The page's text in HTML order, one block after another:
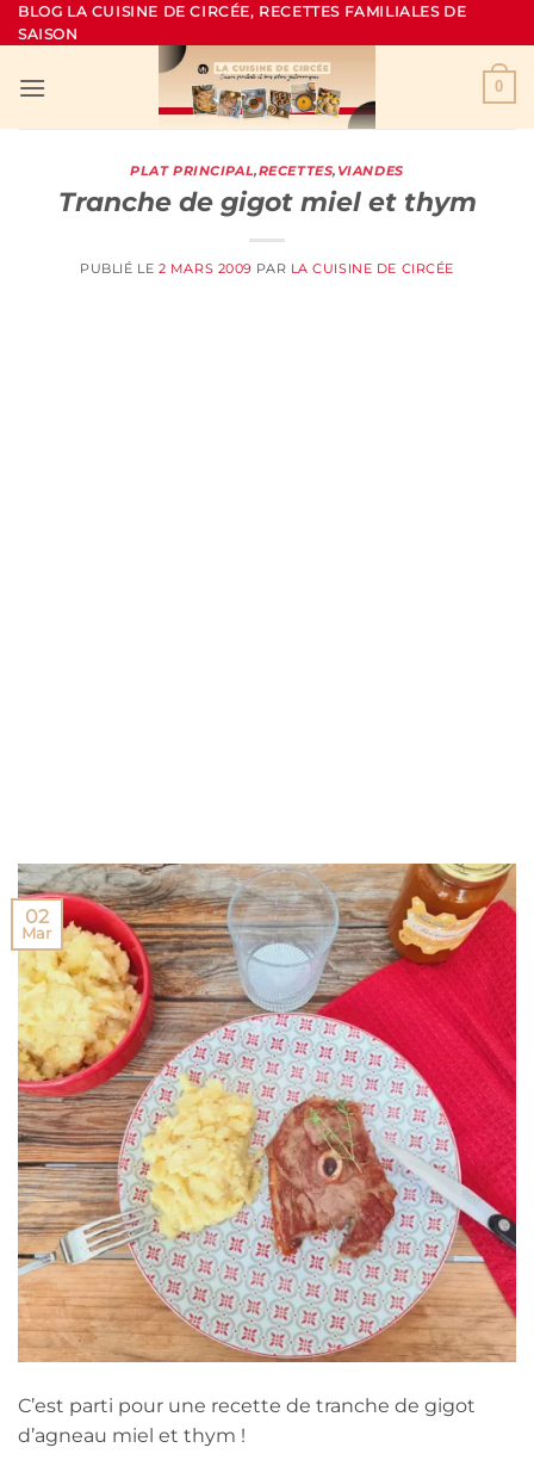
Passer
au
BLOG LA CUISINE DE CIRCÉE, RECETTES FAMILIALES DE
SAISON
0
PLAT PRINCIPAL,RECETTES, VIANDES
Tranche de gigot miel et thym
PUBLIÉ LE 2 MARS 2009 PAR LA CUISINE DE CIRCÉE
02
Mar
C’est parti pour une recette de tranche de gigot
d’agneau miel et thym !